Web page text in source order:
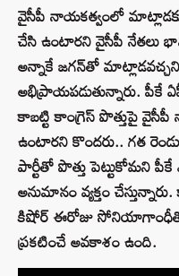
వైసీపీ నాయకత్వంలో
చేసి ఉంటారని వైసీపీ నేతలు
అన్నాకే జగన్‌తో మాట్లాడవచ్చని
అభిప్రాయపడుతున్నారు. పీకే
కాబట్టి కాంగ్రెస్ పొత్తుపై
ఉంటారని కొందరు.. గత
పార్టీతో పొత్తు పెట్టుకోమని
అనుమానం వ్యక్తం
కిషోర్ ఈరోజు
ప్రకటించే అవకాశం ఉంది.